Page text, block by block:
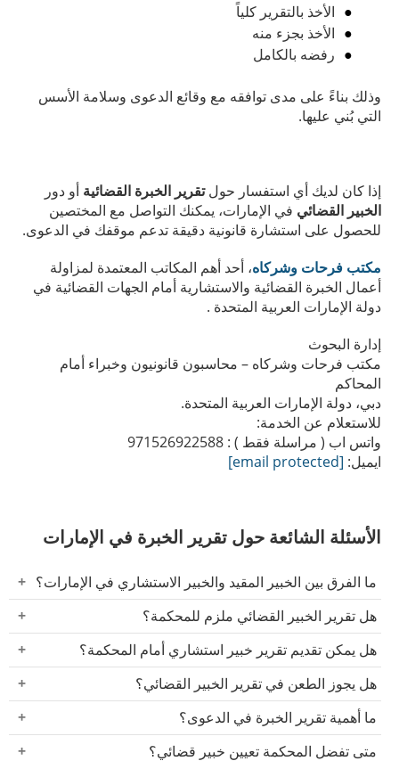
الأخذ بالتقرير كلياً
الأخذ بجزء منه
رفضه بالكامل
وذلك بناءً على مدى توافقه مع وقائع الدعوى وسلامة الأسس
التي بُني عليها.
إذا كان لديك أي استفسار حولتقرير الخبرة القضائية أو دور
الخبير القضائي في الإمارات، يمكنك التواصل مع المختصين
للحصول على استشارة قانونية دقيقة تدعم موقفك في الدعوى.
مكتب فرحات وشركاه، أحد أهم المكاتب المعتمدة لمزاولة
أعمال الخبرة القضائية والاستشارية أمام الجهات القضائية في
دولة الإمارات العربية المتحدة .
إدارة البحوث
مكتب فرحات وشركاه – محاسبون قانونيون وخبراء أمام
المحاكم
دبي، دولة الإمارات العربية المتحدة.
للاستعلام عن الخدمة:
واتس اب ( مراسلة فقط ) : 971526922588
ايميل: [email protected]
الأسئلة الشائعة حول تقرير الخبرة في الإمارات
ما الفرق بين الخبير المقيد والخبير الاستشاري في الإمارات؟
الخبير المقيد هو الذي تعيّنه المحكمة لإعداد تقرير قضائي
محايد، بينما الخبير الاستشاري يتم تعيينه من قبل أحد
الخصوم لتقديم رأي فني داعم لموقفه في الدعوى.
هل تقرير الخبير القضائي ملزم للمحكمة؟
لا، تقرير الخبير القضائي غير ملزم للمحكمة، لكنه يُعد من
الأدلة المهمة التي تستأنس بها عند تكوين قناعتها.
هل يمكن تقديم تقرير خبير استشاري أمام المحكمة؟
نعم، يجوز تقديم تقرير الخبير الاستشاري كدليل أو قرينة،
ويخضع لتقدير المحكمة من حيث قوته وأثره في الدعوى.
هل يجوز الطعن في تقرير الخبير القضائي؟
نعم، يمكن للخصوم الاعتراض على تقرير الخبير، وطلب
مناقشته أمام المحكمة أو طلب ندب خبير آخر لإعادة
الفحص.
ما أهمية تقرير الخبرة في الدعوى؟
يساعد تقرير الخبرة القاضي على فهم الجوانب الفنية أو
متى تفضل المحكمة تعيين خبير قضائي؟